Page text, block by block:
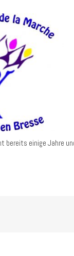
einige Jahre